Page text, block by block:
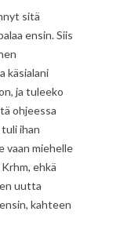
sitä
ensin. Siis
käsialani
ja tuleeko
ohjeessa
ihan
vaan miehelle
ehkä
uutta
kahteen